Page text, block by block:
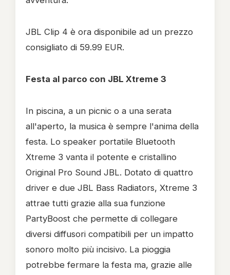
JBL Clip 4 è ora disponibile ad un prezzo
consigliato di 59.99 EUR.
Festa al parco con JBL Xtreme 3
In piscina, a un picnic o a una serata
all'aperto, la musica è sempre l'anima della
festa. Lo speaker portatile Bluetooth
Xtreme 3 vanta il potente e cristallino
Original Pro Sound JBL. Dotato di quattro
driver e due JBL Bass Radiators, Xtreme 3
attrae tutti grazie alla sua funzione
PartyBoost che permette di collegare
diversi diffusori compatibili per un impatto
sonoro molto più incisivo. La pioggia
potrebbe fermare la festa ma, grazie alle